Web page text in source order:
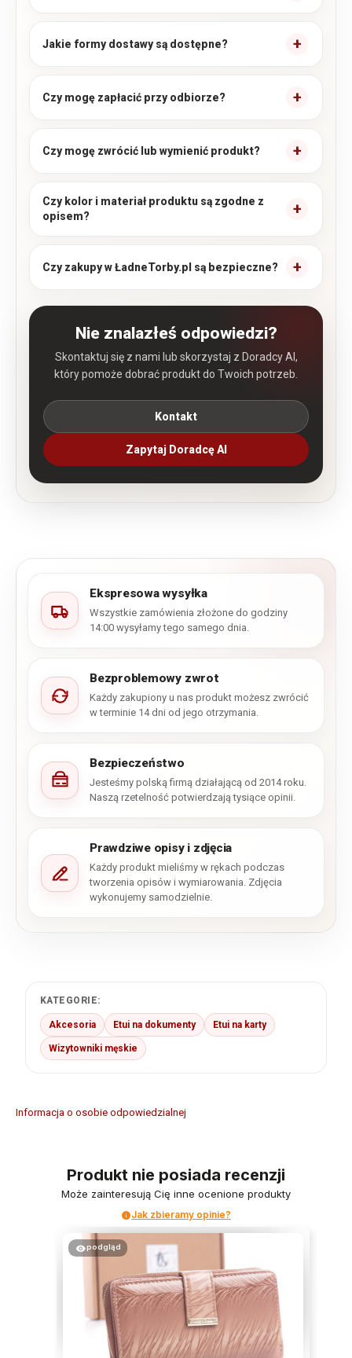
Jakie formy dostawy są dostępne?
Czy mogę zapłacić przy odbiorze?
Czy mogę zwrócić lub wymienić produkt?
Czy kolor i materiał produktu są zgodne z
opisem?
Czy zakupy w ŁadneTorby.pl są bezpieczne?
Nie znalazłeś odpowiedzi?
Skontaktuj się z nami lub skorzystaj z Doradcy AI,
który pomoże dobrać produkt do Twoich potrzeb.
Kontakt
Zapytaj Doradcę AI
Ekspresowa wysyłka
Wszystkie zamówienia złożone do godziny
14:00 wysyłamy tego samego dnia.
Bezproblemowy zwrot
Każdy zakupiony u nas produkt możesz zwrócić
w terminie 14 dni od jego otrzymania.
Bezpieczeństwo
Jesteśmy polską firmą działającą od 2014 roku.
Naszą rzetelność potwierdzają tysiące opinii.
Prawdziwe opisy i zdjęcia
Każdy produkt mieliśmy w rękach podczas
tworzenia opisów i wymiarowania. Zdjęcia
wykonujemy samodzielnie.
KATEGORIE:
Akcesoria Etui na dokumenty Etui na karty
Wizytowniki męskie
Informacja o osobie odpowiedzialnej
Produkt nie posiada recenzji
Może zainteresują Cię inne ocenione produkty
Jak zbieramy opinie?
podgląd